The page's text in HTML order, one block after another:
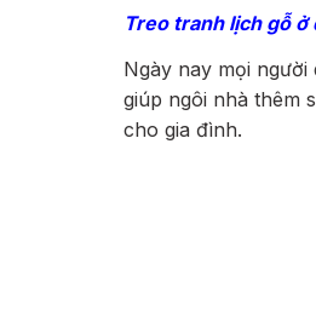
Treo tranh lịch gỗ ở
Ngày nay mọi
giúp ngôi nhà thêm
cho gia đình.